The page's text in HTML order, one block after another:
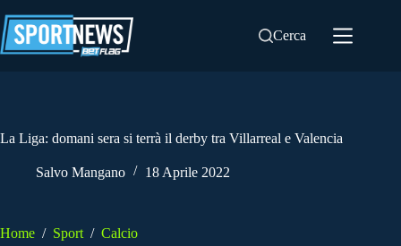
al
contenuto
Cerca
La Liga: domani sera si terrà il derby tra Villarreal e Valencia
Salvo Mangano 18 Aprile 2022
Home / Sport / Calcio